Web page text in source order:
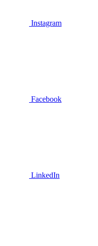
Instagram
Facebook
LinkedIn